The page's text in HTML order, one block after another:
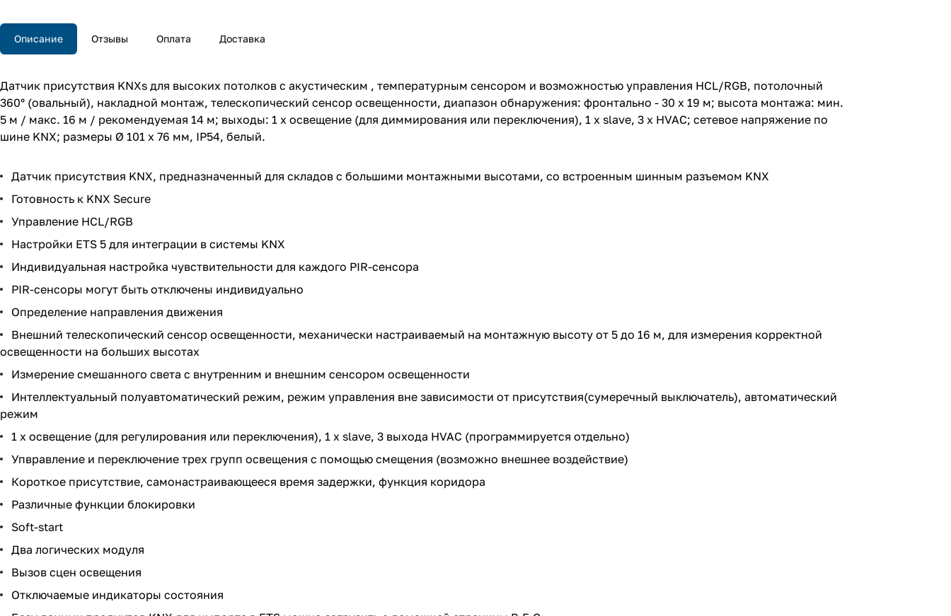
Описание Отзывы Оплата Доставка
Датчик присутствия KNXs для высоких потолков с акустическим , температурным сенсором и возможностью управления HCL/RGB, потолочный
360° (овальный), накладной монтаж, телескопический сенсор освещенности, диапазон обнаружения: фронтально - 30 х 19 м; высота монтажа: мин.
5 м / макс. 16 м / рекомендуемая 14 м; выходы: 1 х освещение (для диммирования или переключения), 1 х slave, 3 х HVAC; сетевое напряжение по
шине KNX; размеры Ø 101 x 76 мм, IP54, белый.
Датчик присутствия KNX, предназначенный для складов с большими монтажными высотами, со встроенным шинным разъемом KNX
Готовность к KNX Secure
Управление HCL/RGB
Настройки ETS 5 для интеграции в системы KNX
Индивидуальная настройка чувствительности для каждого PIR-сенсора
PIR-сенсоры могут быть отключены индивидуально
Определение направления движения
Внешний телескопический сенсор освещенности, механически настраиваемый на монтажную высоту от 5 до 16 м, для измерения корректной
освещенности на больших высотах
Измерение смешанного света с внутренним и внешним сенсором освещенности
Интеллектуальный полуавтоматический режим, режим управления вне зависимости от присутствия(сумеречный выключатель), автоматический
режим
1 х освещение (для регулирования или переключения), 1 х slave, 3 выхода HVAC (программируется отдельно)
Упвравление и переключение трех групп освещения с помощью смещения (возможно внешнее воздействие)
Короткое присутствие, самонастраивающееся время задержки, функция коридора
Различные функции блокировки
Soft-start
Два логических модуля
Вызов сцен освещения
Отключаемые индикаторы состояния